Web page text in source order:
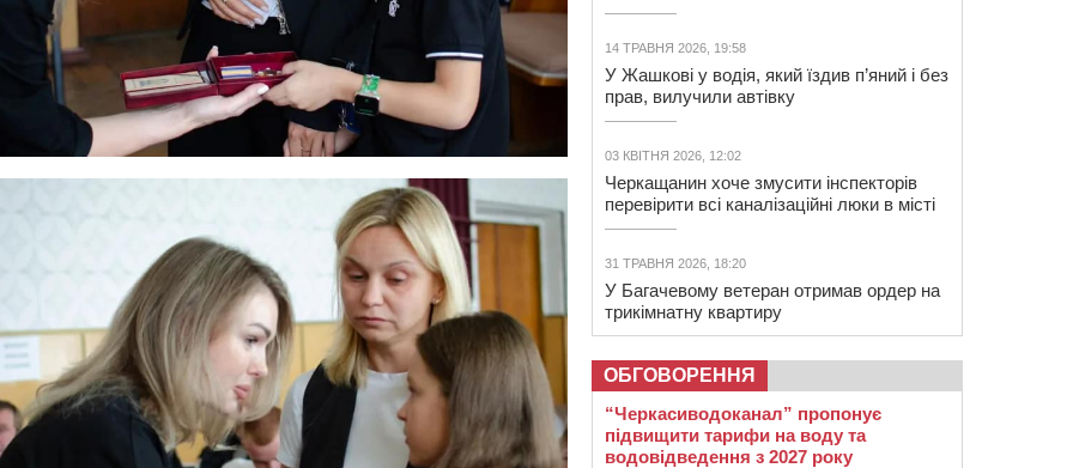
14 ТРАВНЯ 2026, 19:58
У Жашкові у водія, який їздив п’яний і без
прав, вилучили автівку
03 КВІТНЯ 2026, 12:02
Черкащанин хоче змусити інспекторів
перевірити всі каналізаційні люки в місті
31 ТРАВНЯ 2026, 18:20
У Багачевому ветеран отримав ордер на
трикімнатну квартиру
ОБГОВОРЕННЯ
“Черкасиводоканал” пропонує
підвищити тарифи на воду та
водовідведення з 2027 року